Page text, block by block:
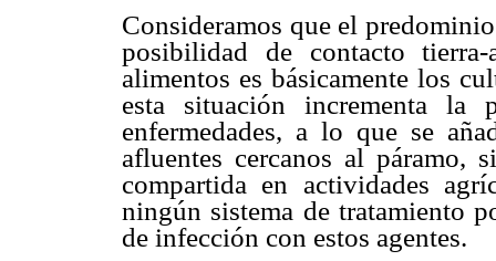
Consideramos que el
posibilidad de contacto
alimentos es básicamente los
esta situación incrementa la
enfermedades, a lo que se
afluentes cercanos al páramo,
compartida en actividades
ningún sistema de tratamiento
de infección con estos agentes.